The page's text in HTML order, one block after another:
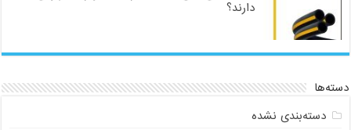
دارند؟
دسته‌ها
دسته‌بندی نشده